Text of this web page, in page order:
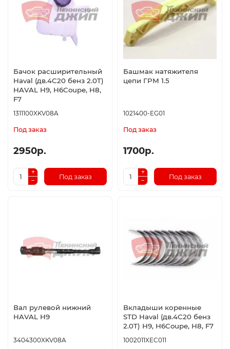
Бачок расширительный
Haval (дв.4С20 бенз 2.0T)
HAVAL H9, H6Coupe, H8,
F7
1311100XKV08A
Под заказ
2950р.
Под заказ
Башмак натяжителя
цепи ГРМ 1.5
1021400-EG01
Под заказ
1700р.
Под заказ
Вал рулевой нижний
HAVAL H9
3404300XKV08A
Вкладыши коренные
STD Haval (дв.4С20 бенз
2.0T) H9, H6Coupe, H8, F7
1002011XEC011